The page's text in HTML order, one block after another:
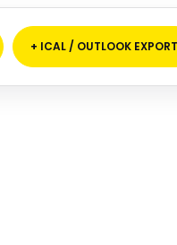
+ ICAL / OUTLOOK EXPORT